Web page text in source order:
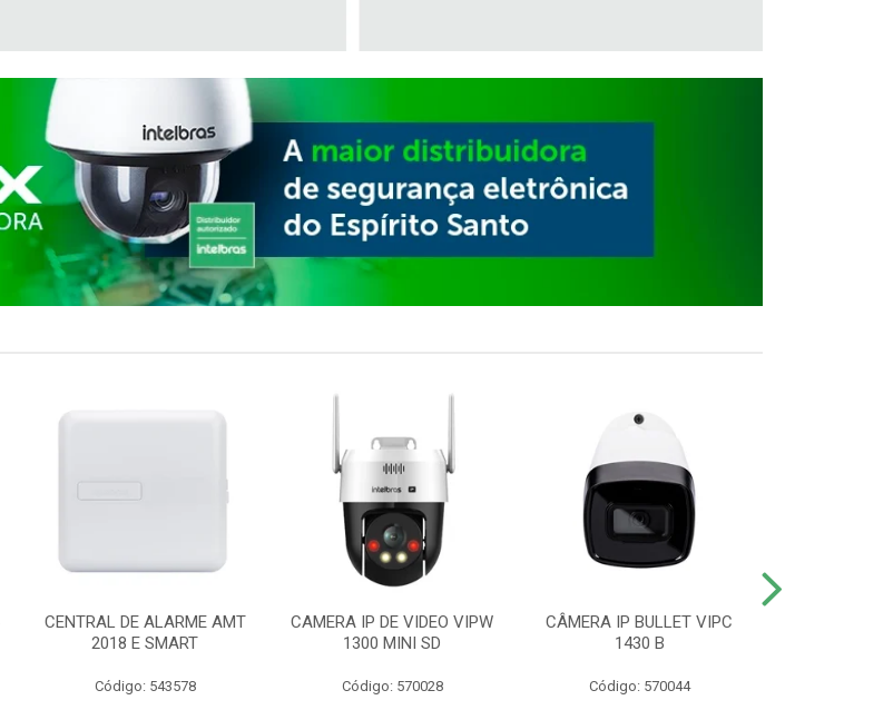
CENTRAL DE ALARME AMT
2018 E SMART
Código: 543578
CAMERA IP DE VIDEO VIPW
1300 MINI SD
Código: 570028
CÂMERA IP BULLET VIPC
1430 B
Código: 570044